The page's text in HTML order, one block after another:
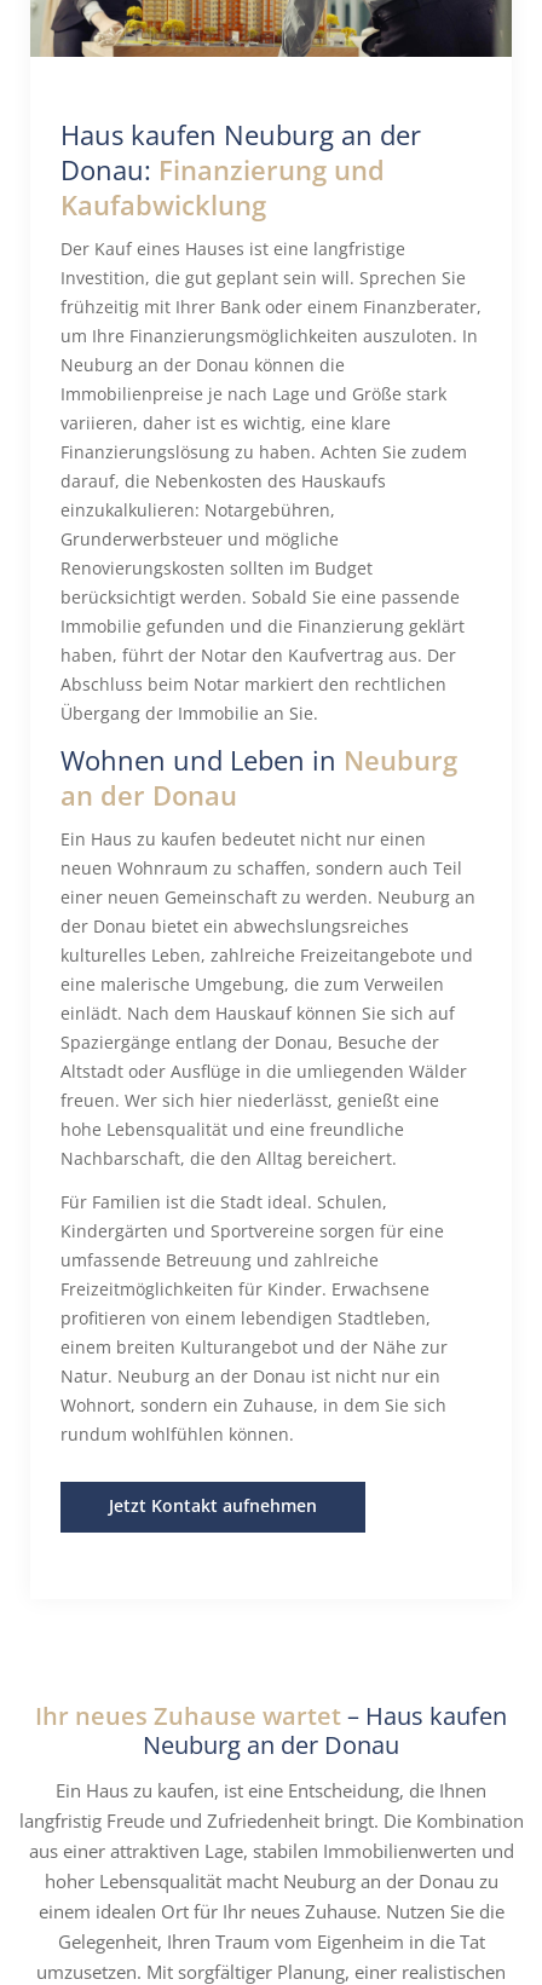
Haus kaufen Neuburg an der
Donau: Finanzierung und
Kaufabwicklung
Der Kauf eines Hauses ist eine langfristige
Investition, die gut geplant sein will. Sprechen Sie
frühzeitig mit Ihrer Bank oder einem Finanzberater,
um Ihre Finanzierungsmöglichkeiten auszuloten. In
Neuburg an der Donau können die
Immobilienpreise je nach Lage und Größe stark
variieren, daher ist es wichtig, eine klare
Finanzierungslösung zu haben. Achten Sie zudem
darauf, die Nebenkosten des Hauskaufs
einzukalkulieren: Notargebühren,
Grunderwerbsteuer und mögliche
Renovierungskosten sollten im Budget
berücksichtigt werden. Sobald Sie eine passende
Immobilie gefunden und die Finanzierung geklärt
haben, führt der Notar den Kaufvertrag aus. Der
Abschluss beim Notar markiert den rechtlichen
Übergang der Immobilie an Sie.
Wohnen und Leben in Neuburg
an der Donau
Ein Haus zu kaufen bedeutet nicht nur einen
neuen Wohnraum zu schaffen, sondern auch Teil
einer neuen Gemeinschaft zu werden. Neuburg an
der Donau bietet ein abwechslungsreiches
kulturelles Leben, zahlreiche Freizeitangebote und
eine malerische Umgebung, die zum Verweilen
einlädt. Nach dem Hauskauf können Sie sich auf
Spaziergänge entlang der Donau, Besuche der
Altstadt oder Ausflüge in die umliegenden Wälder
freuen. Wer sich hier niederlässt, genießt eine
hohe Lebensqualität und eine freundliche
Nachbarschaft, die den Alltag bereichert.
Für Familien ist die Stadt ideal. Schulen,
Kindergärten und Sportvereine sorgen für eine
umfassende Betreuung und zahlreiche
Freizeitmöglichkeiten für Kinder. Erwachsene
profitieren von einem lebendigen Stadtleben,
einem breiten Kulturangebot und der Nähe zur
Natur. Neuburg an der Donau ist nicht nur ein
Wohnort, sondern ein Zuhause, in dem Sie sich
rundum wohlfühlen können.
Jetzt Kontakt aufnehmen
Ihr neues Zuhause wartet– Haus kaufen
Neuburg an der Donau
Ein Haus zu kaufen, ist eine Entscheidung, die Ihnen
langfristig Freude und Zufriedenheit bringt. Die Kombination
aus einer attraktiven Lage, stabilen Immobilienwerten und
hoher Lebensqualität macht Neuburg an der Donau zu
einem idealen Ort für Ihr neues Zuhause. Nutzen Sie die
Gelegenheit, Ihren Traum vom Eigenheim in die Tat
umzusetzen. Mit sorgfältiger Planung, einer realistischen